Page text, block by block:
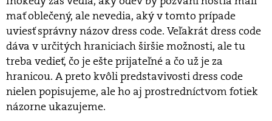
mať oblečený, ale nevedia, aký v tomto prípade
uviesť správny názov dress code. Veľakrát dress code
dáva v určitých hraniciach širšie možnosti, ale tu
treba vedieť, čo je ešte prijateľné a čo už je za
hranicou. A preto kvôli predstavivosti dress code
nielen popisujeme, ale ho aj prostredníctvom fotiek
názorne ukazujeme.